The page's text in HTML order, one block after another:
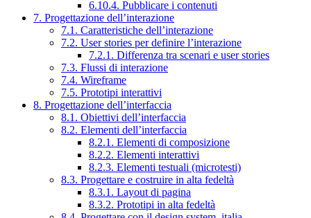
6.10.4. Pubblicare i contenuti
7. Progettazione dell’interazione
7.1. Caratteristiche dell’interazione
7.2. User stories per definire l’interazione
7.2.1. Differenza tra scenari e user stories
7.3. Flussi di interazione
7.4. Wireframe
7.5. Prototipi interattivi
8. Progettazione dell’interfaccia
8.1. Obiettivi dell’interfaccia
8.2. Elementi dell’interfaccia
8.2.1. Elementi di composizione
8.2.2. Elementi interattivi
8.2.3. Elementi testuali (microtesti)
8.3. Progettare e costruire in alta fedeltà
8.3.1. Layout di pagina
8.3.2. Prototipi in alta fedeltà